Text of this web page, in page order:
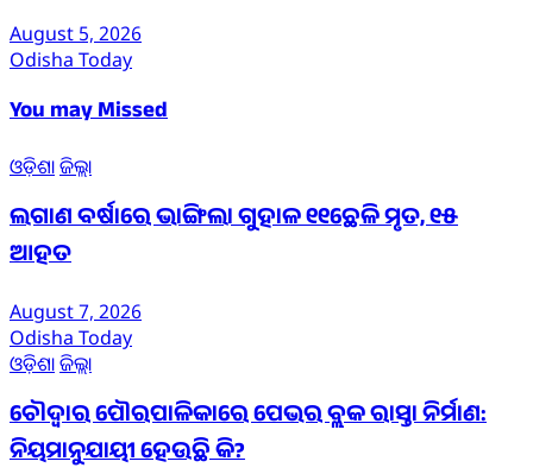
August 5, 2026
Odisha Today
You may Missed
ଓଡ଼ିଶାଜିଲ୍ଲା
ଲଗାଣ ବର୍ଷାରେ ଭାଙ୍ଗିଲା ଗୁହାଳ ୧୧ଛେଳି ମୃତ, ୧୫
ଆହତ
August 7, 2026
Odisha Today
ଓଡ଼ିଶାଜିଲ୍ଲା
ଚୌଦ୍ୱାର ପୌରପାଳିକାରେ ପେଭର ବ୍ଲକ ରାସ୍ତା ନିର୍ମାଣ:
ନିୟମାନୁଯାୟୀ ହେଉଛି କି?